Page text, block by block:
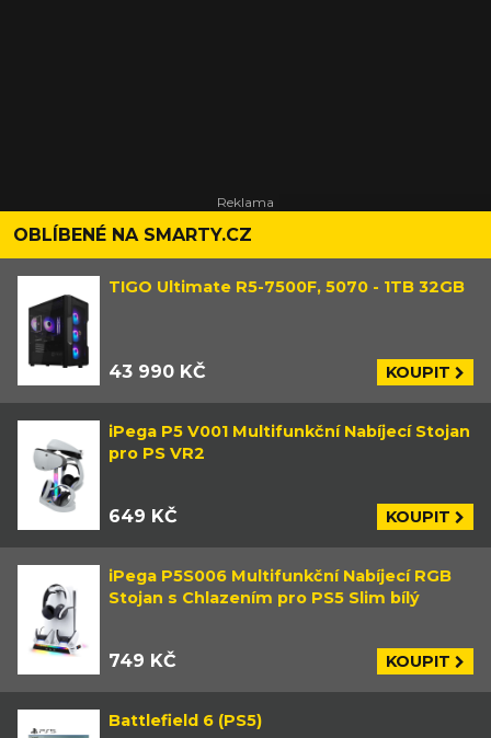
OBLÍBENÉ NA SMARTY.CZ
TIGO Ultimate R5-7500F, 5070 - 1TB 32GB
43 990 KČ KOUPIT
iPega P5 V001 Multifunkční Nabíjecí Stojan
pro PS VR2
649 KČ KOUPIT
iPega P5S006 Multifunkční Nabíjecí RGB
Stojan s Chlazením pro PS5 Slim bílý
749 KČ KOUPIT
Battlefield 6 (PS5)